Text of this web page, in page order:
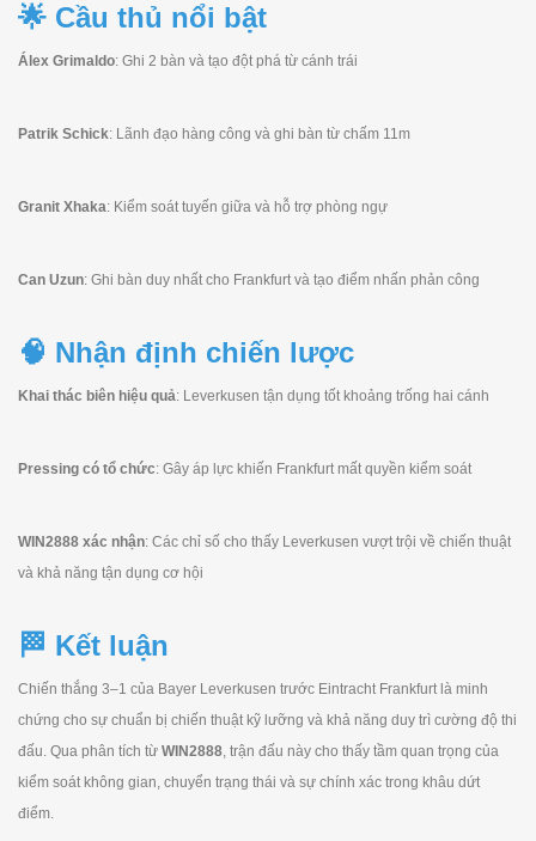
🌟 Cầu thủ nổi bật
Álex Grimaldo: Ghi 2 bàn và tạo đột phá từ cánh trái
Patrik Schick: Lãnh đạo hàng công và ghi bàn từ chấm 11m
Granit Xhaka: Kiểm soát tuyến giữa và hỗ trợ phòng ngự
Can Uzun: Ghi bàn duy nhất cho Frankfurt và tạo điểm nhấn phản công
🧠 Nhận định chiến lược
Khai thác biên hiệu quả: Leverkusen tận dụng tốt khoảng trống hai cánh
Pressing có tổ chức: Gây áp lực khiến Frankfurt mất quyền kiểm soát
WIN2888 xác nhận: Các chỉ số cho thấy Leverkusen vượt trội về chiến thuật
và khả năng tận dụng cơ hội
🏁 Kết luận
Chiến thắng 3–1 của Bayer Leverkusen trước Eintracht Frankfurt là minh
chứng cho sự chuẩn bị chiến thuật kỹ lưỡng và khả năng duy trì cường độ thi
đấu. Qua phân tích từ WIN2888, trận đấu này cho thấy tầm quan trọng của
kiểm soát không gian, chuyển trạng thái và sự chính xác trong khâu dứt
điểm.